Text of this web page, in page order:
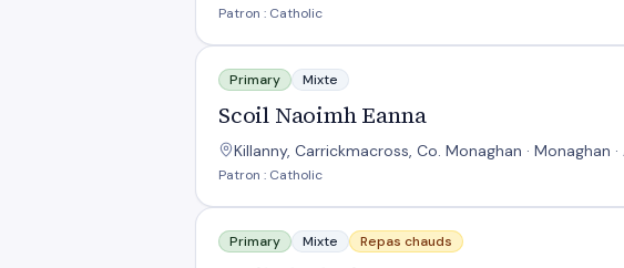
Patron : Catholic
Scoil Naoimh Eanna
Primary Mixte
Scoil Naoimh Eanna
Killanny, Carrickmacross, Co. Monaghan · Monaghan ·
Patron : Catholic
Scoil Phadraig
Primary Mixte Repas chauds